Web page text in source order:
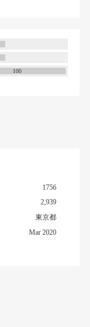
100
1756
2,939
東京都
Mar 2020